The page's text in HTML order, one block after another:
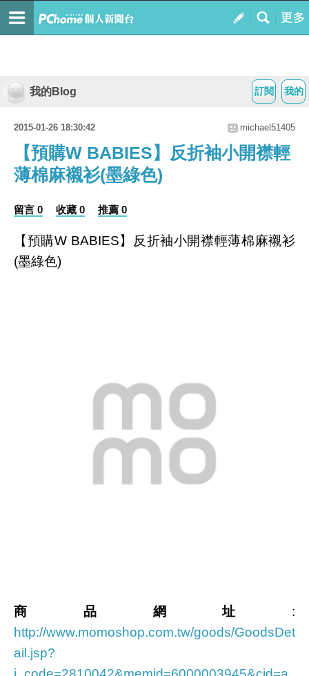
我的
訂閱
我的Blog
2015-01-26 18:30:42 michael51405
【預購W BABIES】反折袖小開襟輕
薄棉麻襯衫(墨綠色)
留言 0 收藏 0 推薦 0
【預購W BABIES】反折袖小開襟輕薄棉麻襯衫
(墨綠色)
商品網址 :
http://www.momoshop.com.tw/goods/GoodsDet
ail.jsp?